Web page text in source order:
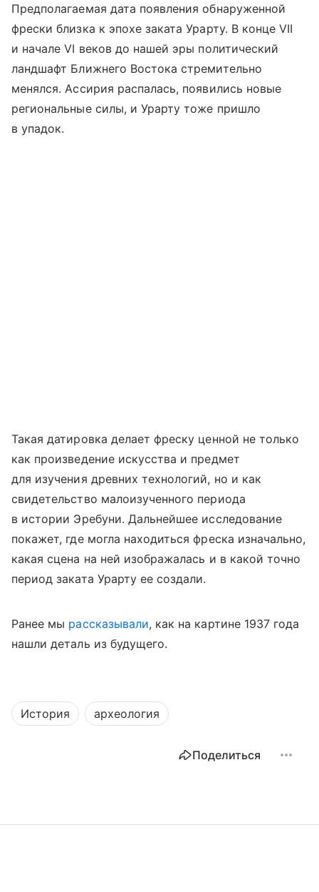
Предполагаемая дата появления обнаруженной
фрески близка к эпохе заката Урарту. В конце VII
и начале VI веков до нашей эры политический
ландшафт Ближнего Востока стремительно
менялся. Ассирия распалась, появились новые
региональные силы, и Урарту тоже пришло
в упадок.
Такая датировка делает фреску ценной не только
как произведение искусства и предмет
для изучения древних технологий, но и как
свидетельство малоизученного периода
в истории Эребуни. Дальнейшее исследование
покажет, где могла находиться фреска изначально,
какая сцена на ней изображалась и в какой точно
период заката Урарту ее создали.
Ранее мы рассказывали, как на картине 1937 года
нашли деталь из будущего.
История археология
Поделиться